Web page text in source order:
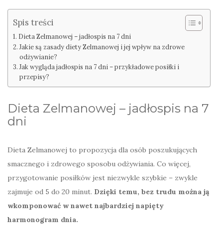
Spis treści
Dieta Zelmanowej – jadłospis na 7 dni
Jakie są zasady diety Zelmanowej i jej wpływ na zdrowe
odżywianie?
Jak wygląda jadłospis na 7 dni – przykładowe posiłki i
przepisy?
Dieta Zelmanowej – jadłospis na 7
dni
Dieta Zelmanowej to propozycja dla osób poszukujących
smacznego i zdrowego sposobu odżywiania. Co więcej,
przygotowanie posiłków jest niezwykle szybkie – zwykle
zajmuje od 5 do 20 minut. Dzięki temu, bez trudu można ją
wkomponować w nawet najbardziej napięty
harmonogram dnia.